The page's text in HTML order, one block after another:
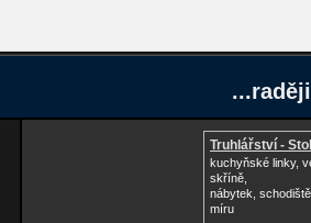
Truhlářství -
kuchyňské linky,
skříně,
nábytek,
míru